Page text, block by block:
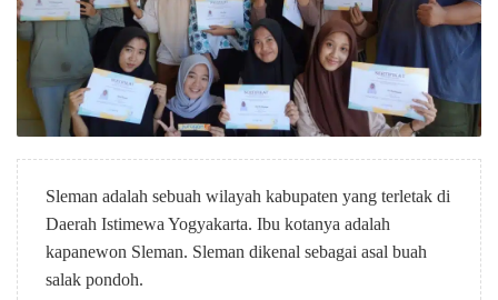
Sleman adalah sebuah wilayah kabupaten yang terletak di
Daerah Istimewa Yogyakarta. Ibu kotanya adalah
kapanewon Sleman. Sleman dikenal sebagai asal buah
salak pondoh.